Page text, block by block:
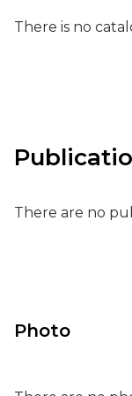
There is no
There are no
Photo